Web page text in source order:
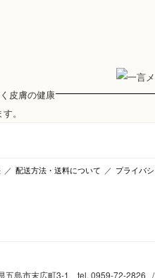
／ 配送方法・送料について ／ プライバ
五島市末広町3-1 tel. 0959-72-2826